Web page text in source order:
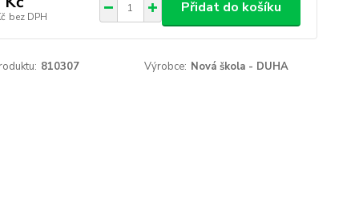
bez DPH
Přidat do košíku
810307 Výrobce: Nová škola - DUHA